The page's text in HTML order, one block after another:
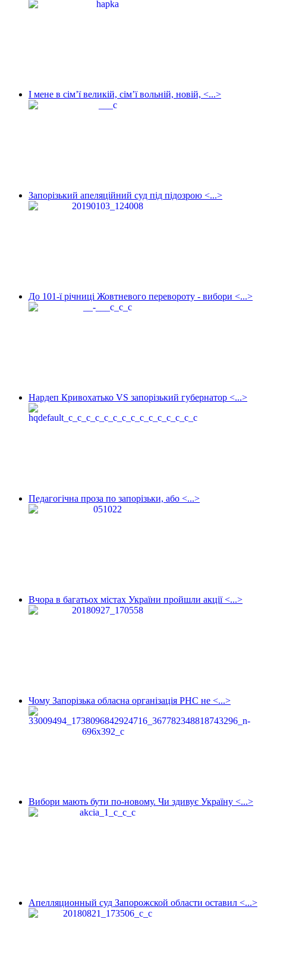
І мене в сім’ї великій, сім’ї вольній, новій, <...>
Запорізький апеляційний суд під підозрою <...>
До 101-ї річниці Жовтневого перевороту - вибори <...>
Нардеп Кривохатько VS запорізький губернатор <...>
Педагогічна проза по запорізьки, або <...>
Вчора в багатьох містах України пройшли акції <...>
Чому Запорізька обласна організація РНС не <...>
Вибори мають бути по-новому. Чи здивує Україну <...>
Апелляционный суд Запорожской области оставил <...>